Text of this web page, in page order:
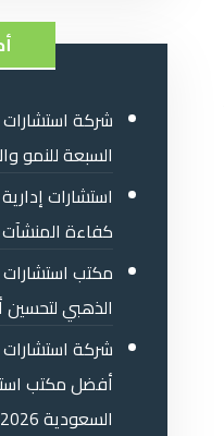
شركة
السبعة للنمو
كفاءة
الذهبي
شركة استشارات
أفضل مكتب
السعودية 2026